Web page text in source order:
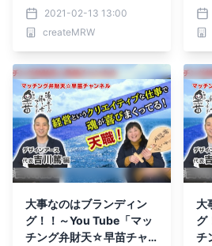
2021-02-13 13:00
createMRW
ル
公
大事なのはブランディン
グ！！～You Tube「マッ
チング弁財天☆早苗チャ
大
グ
チ